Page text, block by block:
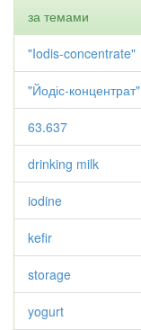
за темами
"Iodis-concentrate"
"Йодіс-концентрат"
63.637
drinking milk
iodine
kefir
storage
yogurt